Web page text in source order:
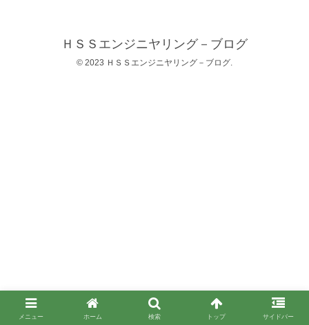
ＨＳＳエンジニヤリング－ブログ
© 2023 ＨＳＳエンジニヤリング－ブログ.
メニュー ホーム 検索 トップ サイドバー